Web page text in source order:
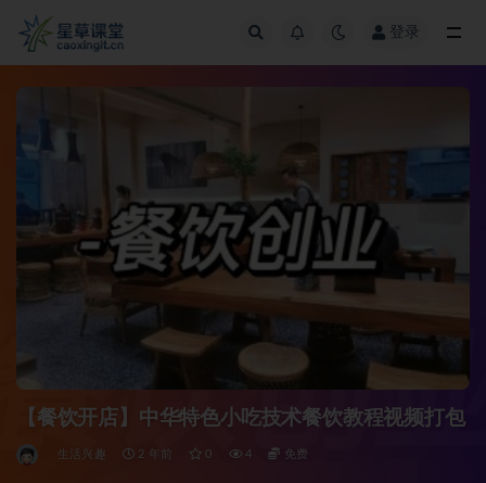
登录
【餐饮开店】中华特色小吃技术餐饮教程视频打包
生活兴趣 2 年前 0 4 免费